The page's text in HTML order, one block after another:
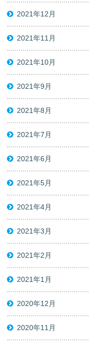
2021年12月
2021年11月
2021年10月
2021年9月
2021年8月
2021年7月
2021年6月
2021年5月
2021年4月
2021年3月
2021年2月
2021年1月
2020年12月
2020年11月